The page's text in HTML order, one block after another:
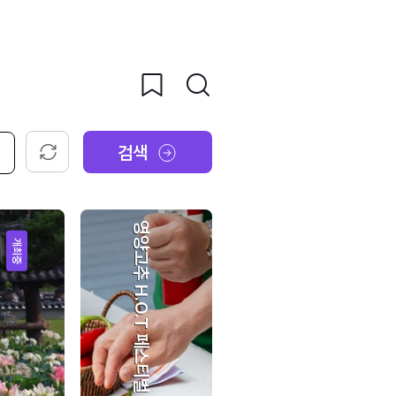
초기화 검색
개최중 영양고추 H.O.T 페스티벌